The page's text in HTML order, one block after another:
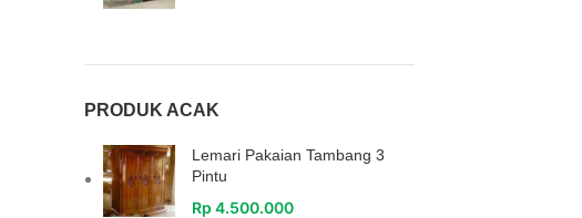
PRODUK ACAK
Lemari Pakaian Tambang 3
Pintu
Rp 4.500.000